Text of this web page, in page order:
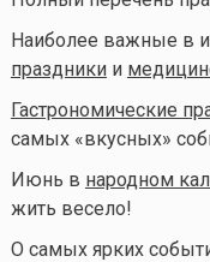
Наиболее важные в
праздникии
Гастрономические
самых «вкусных»
Июнь в народном
жить весело!
О самых ярких